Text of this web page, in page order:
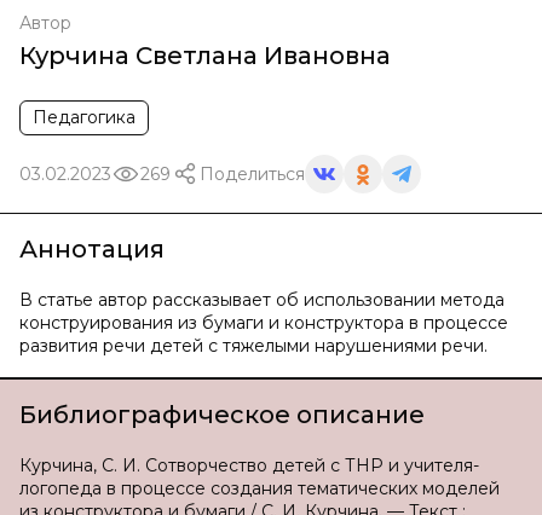
Автор
Курчина Светлана Ивановна
Педагогика
03.02.2023 269 Поделиться
Аннотация
В статье автор рассказывает об использовании метода
конструирования из бумаги и конструктора в процессе
развития речи детей с тяжелыми нарушениями речи.
Библиографическое описание
Курчина, С. И. Сотворчество детей с ТНР и учителя-
логопеда в процессе создания тематических моделей